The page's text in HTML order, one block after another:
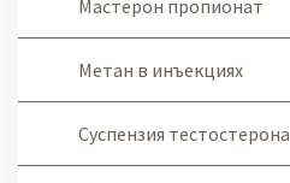
Мастерон пропионат
Метан в инъекциях
Суспензия тестостерона